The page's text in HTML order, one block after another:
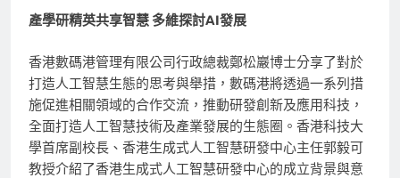
產學研精英共享智慧 多維探討AI發展
香港數碼港管理有限公司行政總裁鄭松巖博士分享了對於
打造人工智慧生態的思考與舉措，數碼港將透過一系列措
施促進相關領域的合作交流，推動研發創新及應用科技，
全面打造人工智慧技術及產業發展的生態圈。香港科技大
學首席副校長、香港生成式人工智慧研發中心主任郭毅可
教授介紹了香港生成式人工智慧研發中心的成立背景與意